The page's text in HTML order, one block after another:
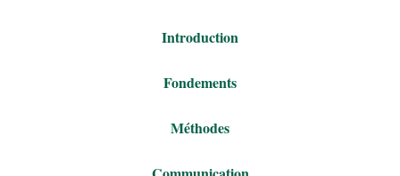
Introduction
Fondements
Méthodes